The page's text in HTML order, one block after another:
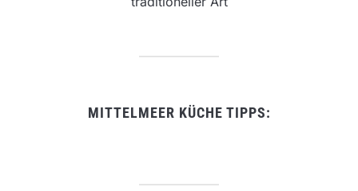
MITTELMEER KÜCHE TIPPS: